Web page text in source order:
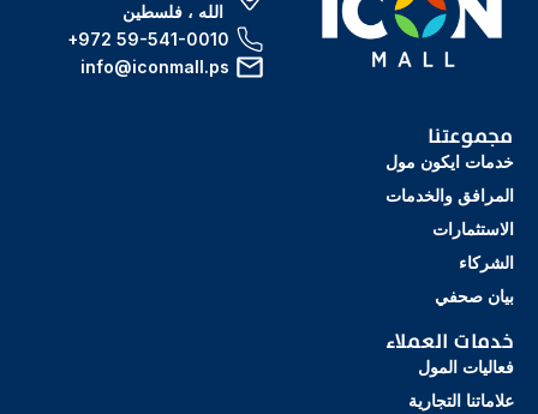
الله ، فلسطين
+972 59-541-0010
info@iconmall.ps
مجموعتنا
خدمات ايكون مول
المرافق والخدمات
الاستثمارات
الشركاء
بيان صحفي
خدمات العملاء
فعاليات المول
علاماتنا التجارية